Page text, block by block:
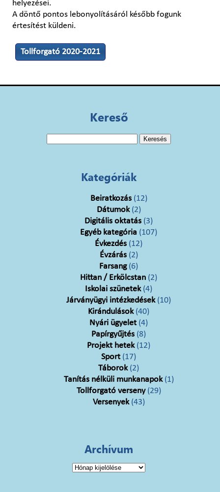
helyezései.
A döntő pontos lebonyolításáról később fogunk
értesítést küldeni.
Tollforgató 2020-2021
Kereső
Kategóriák
Beiratkozás(12)
Dátumok(2)
Digitális oktatás (3)
Egyéb kategória (107)
Évkezdés (12)
Évzárás(2)
Farsang(6)
Hittan / Erkölcstan (2)
Iskolai szünetek(4)
Járványügyi intézkedések(10)
Kirándulások(40)
Nyári ügyelet(4)
Papírgyűjtés (8)
Projekt hetek(12)
Sport(17)
Táborok(2)
Tanítás nélküli munkanapok(1)
Tollforgató verseny(29)
Versenyek(43)
Archívum
Archívum